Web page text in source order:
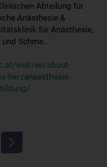
Abteilung für
Anästhesie &
für Anästhesie,
Schme...
web/en/about-
herzanaesthesie-